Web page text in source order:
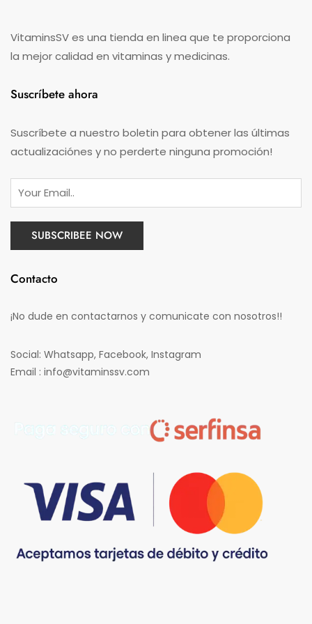
VitaminsSV es una tienda en linea que te proporciona
la mejor calidad en vitaminas y medicinas.
Suscríbete ahora
Suscríbete a nuestro boletin para obtener las últimas
actualizaciónes y no perderte ninguna promoción!
Contacto
¡No dude en contactarnos y comunicate con nosotros!!
Social: Whatsapp, Facebook, Instagram
Email : info@vitaminssv.com